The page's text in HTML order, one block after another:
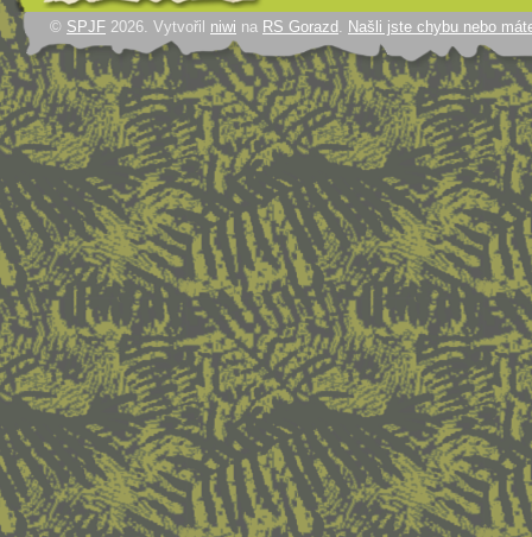
© SPJF 2026. Vytvořil niwi na RS Gorazd . Našli jste chybu nebo